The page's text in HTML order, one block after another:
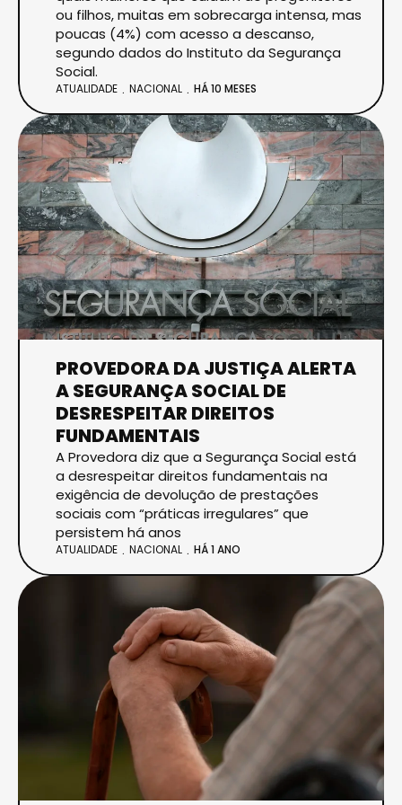
ou filhos, muitas em sobrecarga intensa, mas
poucas (4%) com acesso a descanso,
segundo dados do Instituto da Segurança
Social.
ATUALIDADE NACIONAL HÁ 10 MESES
PROVEDORA DA JUSTIÇA ALERTA
A SEGURANÇA SOCIAL DE
DESRESPEITAR DIREITOS
FUNDAMENTAIS
A Provedora diz que a Segurança Social está
a desrespeitar direitos fundamentais na
exigência de devolução de prestações
sociais com “práticas irregulares” que
persistem há anos
ATUALIDADE NACIONAL HÁ 1 ANO